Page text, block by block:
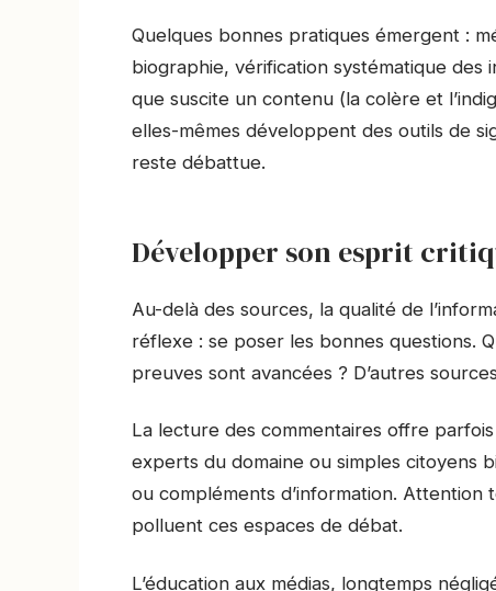
Quelques bonnes pratiques émergent :
biographie, vérification systématique
que suscite un contenu (la colère et
elles-mêmes développent des outils de
reste débattue.
Développer son esprit
Au-delà des sources, la qualité de
réflexe : se poser les bonnes questions.
preuves sont avancées ? D’autres
La lecture des commentaires offre
experts du domaine ou simples citoyens
ou compléments d’information.
polluent ces espaces de débat.
L’éducation aux médias, longtemps